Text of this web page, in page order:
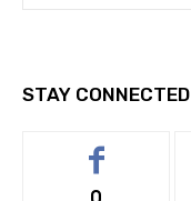
STAY CONNECTED